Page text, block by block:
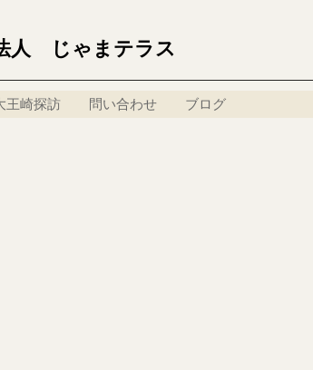
人 じゃまテラス
王崎探訪 問い合わせ ブログ